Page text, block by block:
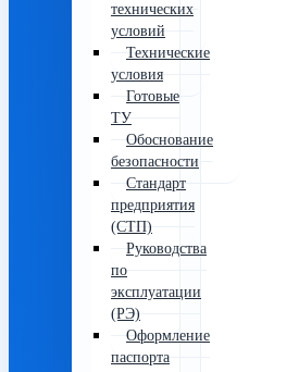
технических
условий
Технические
условия
Готовые
ТУ
Обоснование
безопасности
Стандарт
предприятия
(СТП)
Руководства
по
эксплуатации
(РЭ)
Оформление
паспорта